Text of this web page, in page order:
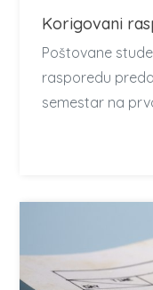
Korigovani
Poštovane
rasporedu
semestar na